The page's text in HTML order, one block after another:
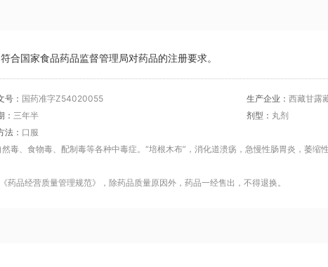
国家食品药品监督管理局对药品的注册要求。
号： 国药准字Z54020055 生产企业： 西藏甘露
： 三年半 剂型： 丸剂
法： 口服
毒、食物毒、配制毒等各种中毒症。“培根木布”，消化道溃疡，急慢性肠胃炎，萎缩
品经营质量管理规范》，除药品质量原因外，药品一经售出，不得退换。